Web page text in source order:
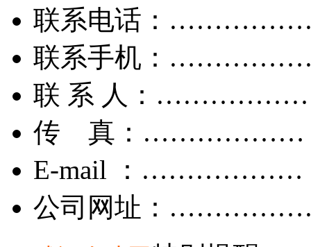
联系电话：
联系手机：
联 系 人：
传 真：………………
E-mail ：………………
公司网址：